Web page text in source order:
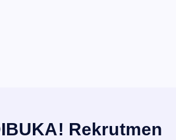
Rekrutmen